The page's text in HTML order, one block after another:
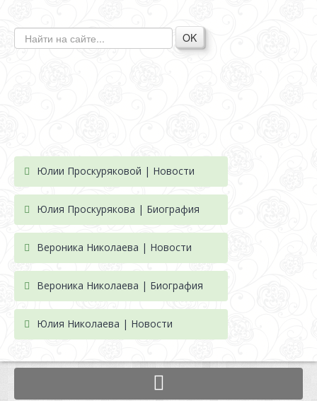
OK
Юлии Проскуряковой | Новости
Юлия Проскурякова | Биография
Вероника Николаева | Новости
Вероника Николаева | Биография
Юлия Николаева | Новости